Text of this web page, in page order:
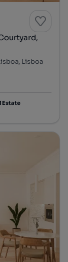
Lisboa
Estate